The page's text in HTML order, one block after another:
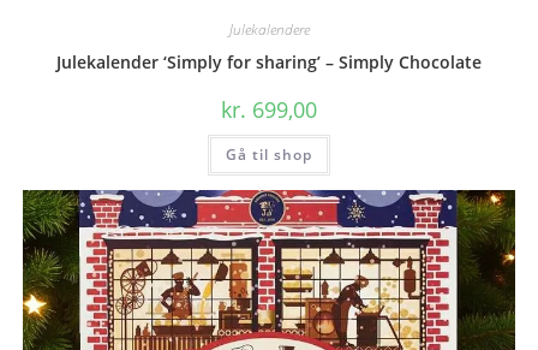
Julekalendere
Julekalender ‘Simply for sharing’ – Simply Chocolate
kr. 699,00
Gå til shop